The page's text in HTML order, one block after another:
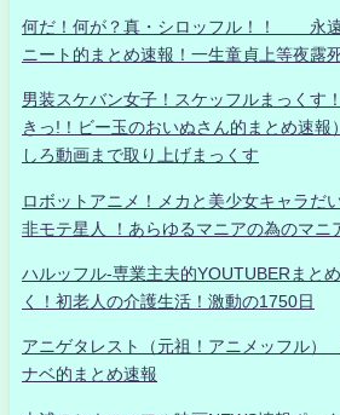
何だ！何が？真・シロッフル！！ 永
ニート的まとめ速報！一生童貞上等夜露
男装スケバン女子！スケッフルまっくす
きっ!！ビー玉のおいぬさん的まとめ速
しろ動画まで取り上げまっくす
ロボットアニメ！メカと美少女キャラだ
非モテ星人 ！あらゆるマニアの為のマニ
ハルッフル-専業主夫的YOUTUBERまと
く！初老人の介護生活！激動の1750日
アニゲタレスト（元祖！アニメッフル
ナベ的まとめ速報